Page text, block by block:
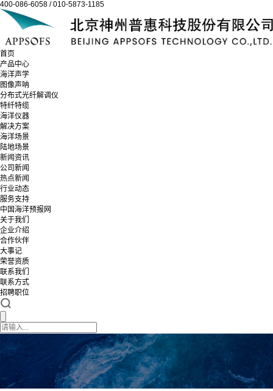
400-086-6058 / 010-5873-1185
首页
产品中心
海洋声学
图像声呐
分布式光纤解调仪
特纤特缆
海洋仪器
解决方案
海洋场景
陆地场景
新闻资讯
公司新闻
热点新闻
行业动态
服务支持
中国海洋预报网
关于我们
企业介绍
合作伙伴
大事记
荣誉资质
联系我们
联系方式
招聘职位